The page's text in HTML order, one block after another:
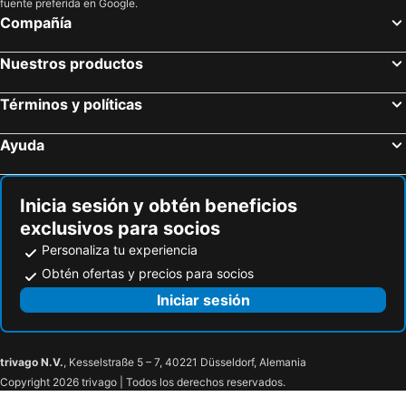
fuente preferida en Google.
Compañía
Nuestros productos
Términos y políticas
Ayuda
Inicia sesión y obtén beneficios
exclusivos para socios
Personaliza tu experiencia
Obtén ofertas y precios para socios
Iniciar sesión
trivago N.V., Kesselstraße 5 – 7, 40221 Düsseldorf, Alemania
Copyright 2026 trivago | Todos los derechos reservados.